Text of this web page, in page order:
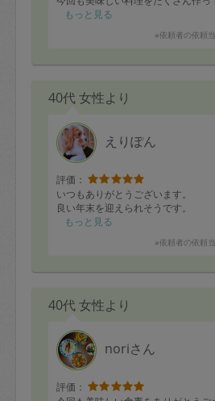
もっと見る
※依頼者の依頼
40代 女性より
えりぽん
評価：
いつもありがとうございます。
良い年末を迎えられそうです。
もっと見る
※依頼者の依頼
40代 女性より
noriさん
評価：